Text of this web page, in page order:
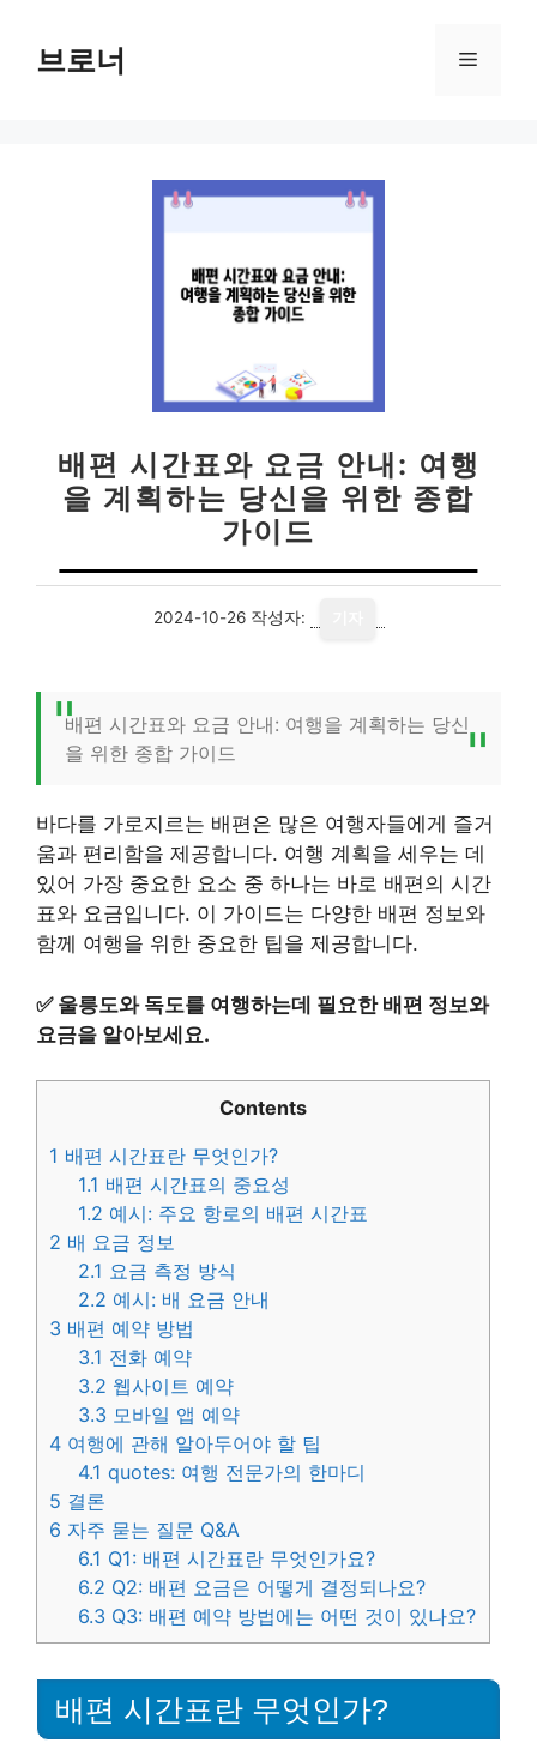
브로너 메
배편 시간표와 요금 안내: 여행
을 계획하는 당신을 위한 종합
가이드
2024-10-26 작성자:
배편 시간표와 요금 안내: 여행을 계획하는 당신
을 위한 종합 가이드
바다를 가로지르는 배편은 많은 여행자들에게 즐거
움과 편리함을 제공합니다. 여행 계획을 세우는 데
있어 가장 중요한 요소 중 하나는 바로 배편의 시간
표와 요금입니다. 이 가이드는 다양한 배편 정보와
함께 여행을 위한 중요한 팁을 제공합니다.
✅ 울릉도와 독도를 여행하는데 필요한 배편 정보와
요금을 알아보세요.
Contents
1 배편 시간표란 무엇인가?
1.1 배편 시간표의 중요성
1.2 예시: 주요 항로의 배편 시간표
2 배 요금 정보
2.1 요금 측정 방식
2.2 예시: 배 요금 안내
3 배편 예약 방법
3.1 전화 예약
3.2 웹사이트 예약
3.3 모바일 앱 예약
4 여행에 관해 알아두어야 할 팁
4.1 quotes: 여행 전문가의 한마디
5 결론
6 자주 묻는 질문 Q&A
6.1 Q1: 배편 시간표란 무엇인가요?
6.2 Q2: 배편 요금은 어떻게 결정되나요?
6.3 Q3: 배편 예약 방법에는 어떤 것이 있나요?
배편 시간표란 무엇인가?